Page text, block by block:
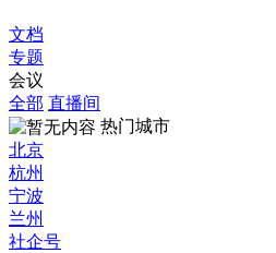
文档
专题
会议
全部 直播间
热门城市
北京
杭州
宁波
兰州
社企号